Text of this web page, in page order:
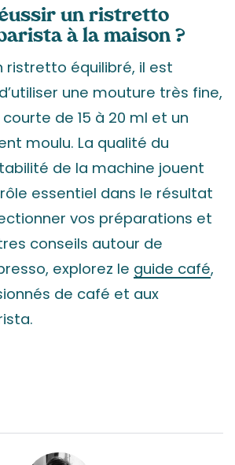
un ristretto
à la maison ?
ristretto équilibré, il est
une mouture très fine,
de 15 à 20 ml et un
moulu. La qualité du
de la machine jouent
essentiel dans le résultat
vos préparations et
conseils autour de
explorez le guide café,
de café et aux